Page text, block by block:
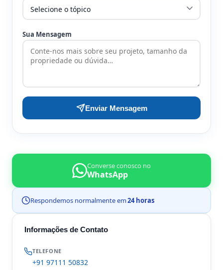
Sua Mensagem
Enviar Mensagem
Converse conosco no
WhatsApp
Respondemos normalmente em24 horas
Informações de Contato
TELEFONE
+91 97111 50832